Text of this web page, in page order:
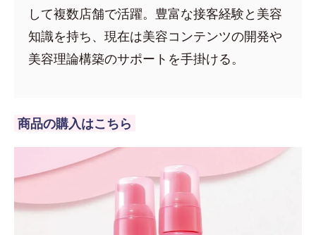
して複数店舗で活躍。豊富な接客経験と美容
知識を持ち、現在は美容コンテンツの開発や
美容理論構築のサポートを手掛ける。
商品の購入はこちら